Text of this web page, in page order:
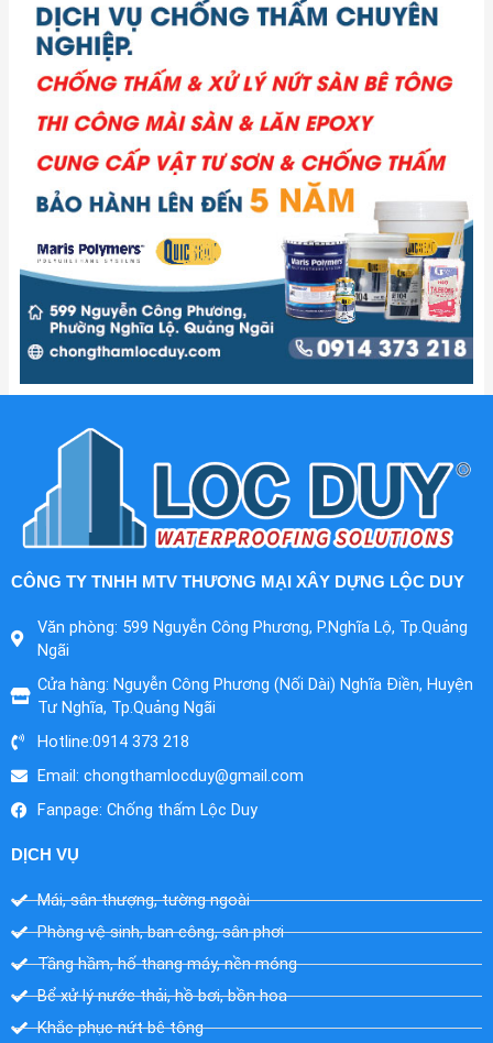
CÔNG TY TNHH MTV THƯƠNG MẠI XÂY DỰNG LỘC DUY
Văn phòng: 599 Nguyễn Công Phương, P.Nghĩa Lộ, Tp.Quảng
Ngãi
Cửa hàng: Nguyễn Công Phương (Nối Dài) Nghĩa Điền, Huyện
Tư Nghĩa, Tp.Quảng Ngãi
Hotline:0914 373 218
Email: chongthamlocduy@gmail.com
Fanpage: Chống thấm Lộc Duy
DỊCH VỤ
Mái, sân thượng, tường ngoài
Phòng vệ sinh, ban công, sân phơi
Tầng hầm, hố thang máy, nền móng
Bể xử lý nước thải, hồ bơi, bồn hoa
Khắc phục nứt bê tông